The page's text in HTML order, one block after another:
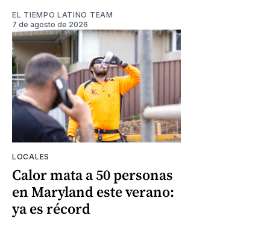
EL TIEMPO LATINO TEAM
7 de agosto de 2026
LOCALES
Calor mata a 50 personas
en Maryland este verano:
ya es récord